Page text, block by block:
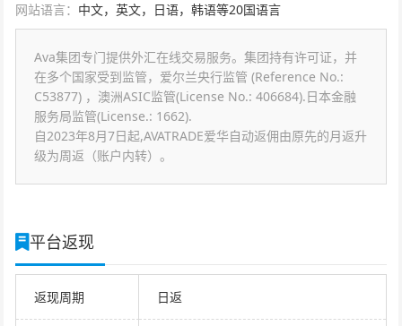
网站语言： 中文，英文，日语，韩语等20国语言
Ava集团专门提供外汇在线交易服务。集团持有许可证，并
在多个国家受到监管，爱尔兰央行监管 (Reference No.:
C53877) ，澳洲ASIC监管(License No.: 406684).日本金融
服务局监管(License.: 1662).
自2023年8月7日起,AVATRADE爱华自动返佣由原先的月返升
级为周返（账户内转）。
平台返现
返现周期 日返